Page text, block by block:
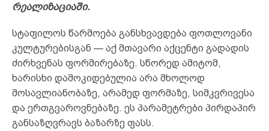
რეალიზაციაში.
სტაფილოს წარმოება განსხვავდება ფოთლოვანი
კულტურებისგან — აქ მთავარი აქცენტი გადადის
ძირხვენას ფორმირებაზე. სწორედ ამიტომ,
ხარისხი დამოკიდებულია არა მხოლოდ
მოსავლიანობაზე, არამედ ფორმაზე, სიმკვრივესა
და ერთგვაროვნებაზე. ეს პარამეტრები პირდაპირ
განსაზღვრავს ბაზარზე ფასს.